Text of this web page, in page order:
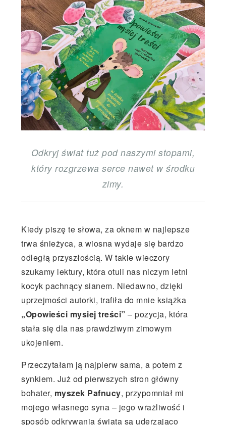
Odkryj świat tuż pod naszymi stopami,
który rozgrzewa serce nawet w środku
zimy.
Kiedy piszę te słowa, za oknem w najlepsze
trwa śnieżyca, a wiosna wydaje się bardzo
odległą przyszłością. W takie wieczory
szukamy lektury, która otuli nas niczym letni
kocyk pachnący sianem. Niedawno, dzięki
uprzejmości autorki, trafiła do mnie książka
„Opowieści mysiej treści” – pozycja, która
stała się dla nas prawdziwym zimowym
ukojeniem.
Przeczytałam ją najpierw sama, a potem z
synkiem. Już od pierwszych stron główny
bohater, myszek Pafnucy, przypomniał mi
mojego własnego syna – jego wrażliwość i
sposób odkrywania świata są uderzająco